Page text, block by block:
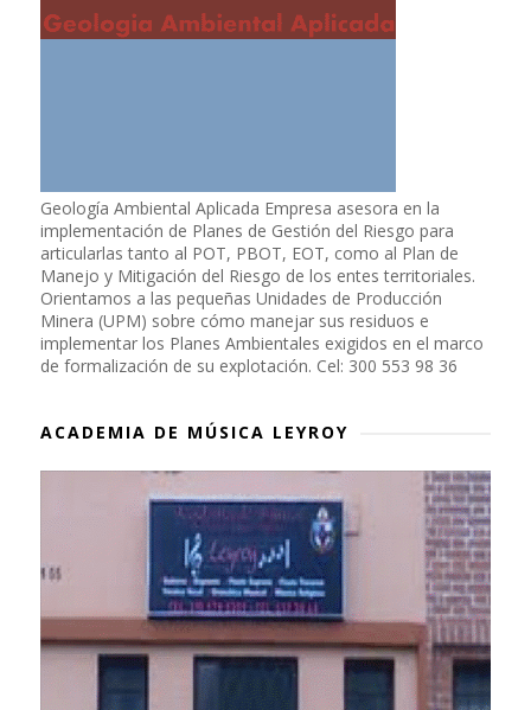
Geología Ambiental Aplicada Empresa asesora en la
implementación de Planes de Gestión del Riesgo para
articularlas tanto al POT, PBOT, EOT, como al Plan de
Manejo y Mitigación del Riesgo de los entes territoriales.
Orientamos a las pequeñas Unidades de Producción
Minera (UPM) sobre cómo manejar sus residuos e
implementar los Planes Ambientales exigidos en el marco
de formalización de su explotación. Cel: 300 553 98 36
ACADEMIA DE MÚSICA LEYROY